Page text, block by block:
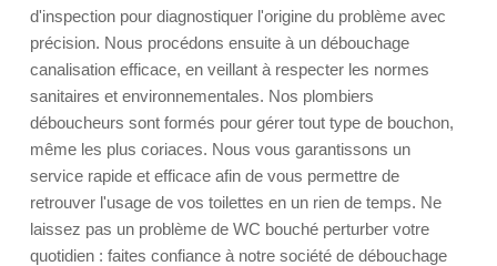
d'inspection pour diagnostiquer l'origine du problème avec
précision. Nous procédons ensuite à un débouchage
canalisation efficace, en veillant à respecter les normes
sanitaires et environnementales. Nos plombiers
déboucheurs sont formés pour gérer tout type de bouchon,
même les plus coriaces. Nous vous garantissons un
service rapide et efficace afin de vous permettre de
retrouver l'usage de vos toilettes en un rien de temps. Ne
laissez pas un problème de WC bouché perturber votre
quotidien : faites confiance à notre société de débouchage